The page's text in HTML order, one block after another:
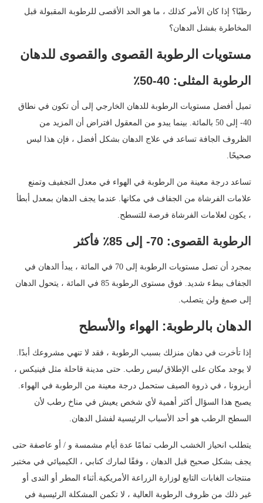
رطبًا؟ إذا كان الأمر كذلك ، ما هو الحد الأقصى للرطوبة المقبولة قبل
المخاطرة بفشل الدهان؟
مستويات الرطوبة القصوى والقصوى للدهان
الرطوبة المثلى: 40-50٪
تميل أفضل مستويات الرطوبة للدهان الخارجي إلى أن تكون في نطاق
40- إلى 50 بالمائة. بينما يبدو من المعقول افتراض أن المزيد من
الظروف الجافة تساعد في علاج الدهان بشكل أفضل ، فإن هذا ليس
صحيحًا.
تساعد درجة معينة من الرطوبة في الهواء في معدل التجفيف وتمنع
علامات الفرشاة من الجفاف في مكانها. عندما يجف الدهان بمعدل أبطأ
، يكون لعلامات الفرشاة فرصة للتسطح.
الرطوبة القصوى: 70- إلى 85٪ فأكثر
بمجرد أن تصل مستويات الرطوبة إلى 70 في المائة ، يبدأ الدهان في
الجفاف ببطء شديد. فوق مستوى الرطوبة 85 في المائة ، يتحول الدهان
إلى صمغ ولن يتصلب.
الدهان بالرطوبة: الهواء والأسطح
إذا تأخرت في دهان منزلك بسبب الرطوبة ، فقد لا تنهي مشروعك أبدًا.
لا يوجد مكان على الإطلاقليس رطب. حتى مدينة قاحلة مثل فينيكس ،
أريزونا ، في ذروة الصيف ستحمل درجة معينة من الرطوبة في الهواء.
يصبح هذا السؤال أكثر أهمية لأي شخص يعيش في مناخ رطب لأن
السطح الرطب هو أحد الأسباب الرئيسية لفشل الدهان.
يتطلب انحياز الخشب الرطب تمامًا عدة أيام مشمسة و / أو عاصفة حتى
يجف بشكل صحيح قبل الدهان ، وفقًا لمارك كنابي ، الكيميائي في مختبر
منتجات الغابات التابع لوزارة الزراعة الأمريكية. أثناء المطر أو الندى أو
غير ذلك من ظروف الرطوبة العالية ، لا تكمن المشكلة الرئيسية في